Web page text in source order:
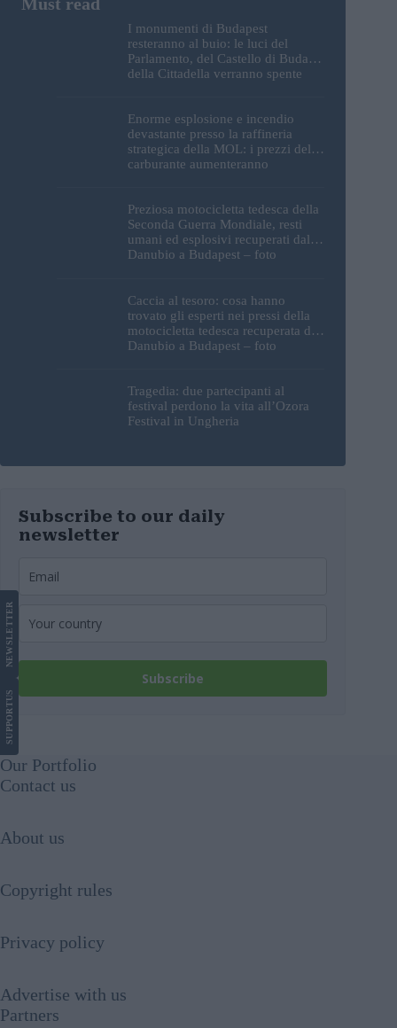
I monumenti di Budapest
resteranno al buio: le luci del
Parlamento, del Castello di Buda e
della Cittadella verranno spente
Enorme esplosione e incendio
devastante presso la raffineria
strategica della MOL: i prezzi del
carburante aumenteranno
Preziosa motocicletta tedesca della
Seconda Guerra Mondiale, resti
umani ed esplosivi recuperati dal
Danubio a Budapest – foto
Caccia al tesoro: cosa hanno
trovato gli esperti nei pressi della
motocicletta tedesca recuperata dal
Danubio a Budapest – foto
Tragedia: due partecipanti al
festival perdono la vita all’Ozora
Festival in Ungheria
Subscribe to our daily
newsletter
Subscribe
SUPPORT
US
NEWS
LETTER
Our Portfolio
Contact us
About us
Copyright rules
Privacy policy
Advertise with us
Partners